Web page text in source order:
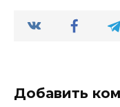
Добавить